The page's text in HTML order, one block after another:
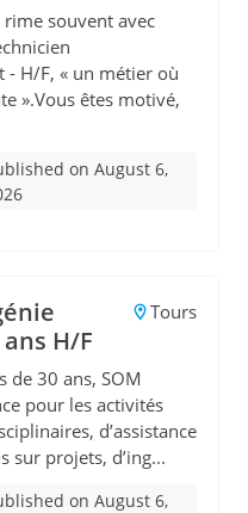
souvent avec
- H/F, « un métier où
».Vous êtes motivé,
on August 6,
H/F
Tours
de 30 ans, SOM
pour les activités
d’assistance
sur projets, d’ing...
on August 6,